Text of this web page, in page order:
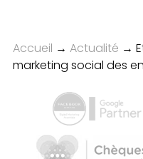
Accueil → Actualité →
marketing social des